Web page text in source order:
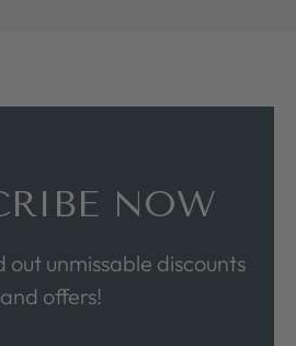
NOW
out unmissable discounts
and offers!